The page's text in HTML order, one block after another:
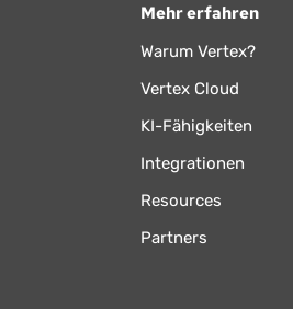
Mehr erfahren
Warum Vertex?
Vertex Cloud
KI-Fähigkeiten
Integrationen
Resources
Partners